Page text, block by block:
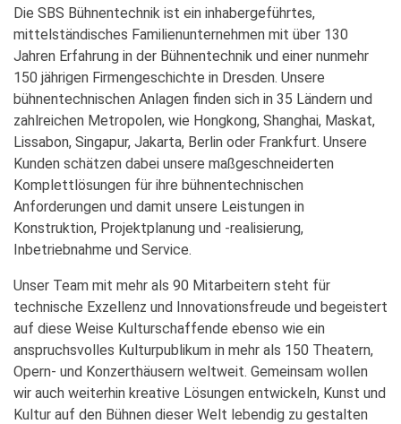
Die SBS Bühnentechnik ist ein inhabergeführtes,
mittelständisches Familienunternehmen mit über 130
Jahren Erfahrung in der Bühnentechnik und einer nunmehr
150 jährigen Firmengeschichte in Dresden. Unsere
bühnentechnischen Anlagen finden sich in 35 Ländern und
zahlreichen Metropolen, wie Hongkong, Shanghai, Maskat,
Lissabon, Singapur, Jakarta, Berlin oder Frankfurt. Unsere
Kunden schätzen dabei unsere maßgeschneiderten
Komplettlösungen für ihre bühnentechnischen
Anforderungen und damit unsere Leistungen in
Konstruktion, Projektplanung und -realisierung,
Inbetriebnahme und Service.
Unser Team mit mehr als 90 Mitarbeitern steht für
technische Exzellenz und Innovationsfreude und begeistert
auf diese Weise Kulturschaffende ebenso wie ein
anspruchsvolles Kulturpublikum in mehr als 150 Theatern,
Opern- und Konzerthäusern weltweit. Gemeinsam wollen
wir auch weiterhin kreative Lösungen entwickeln, Kunst und
Kultur auf den Bühnen dieser Welt lebendig zu gestalten